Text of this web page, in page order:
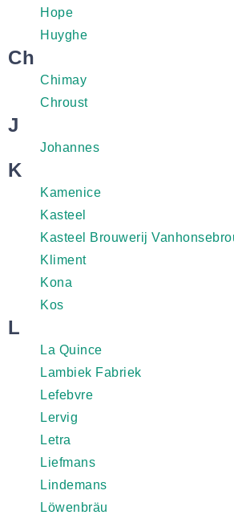
Hope
Huyghe
Ch
Chimay
Chroust
J
Johannes
K
Kamenice
Kasteel
Kasteel Brouwerij
Kliment
Kona
Kos
L
La Quince
Lambiek Fabriek
Lefebvre
Lervig
Letra
Liefmans
Lindemans
Löwenbräu